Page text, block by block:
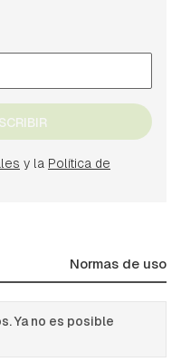
y la Política de
Normas de uso
Ya no es posible